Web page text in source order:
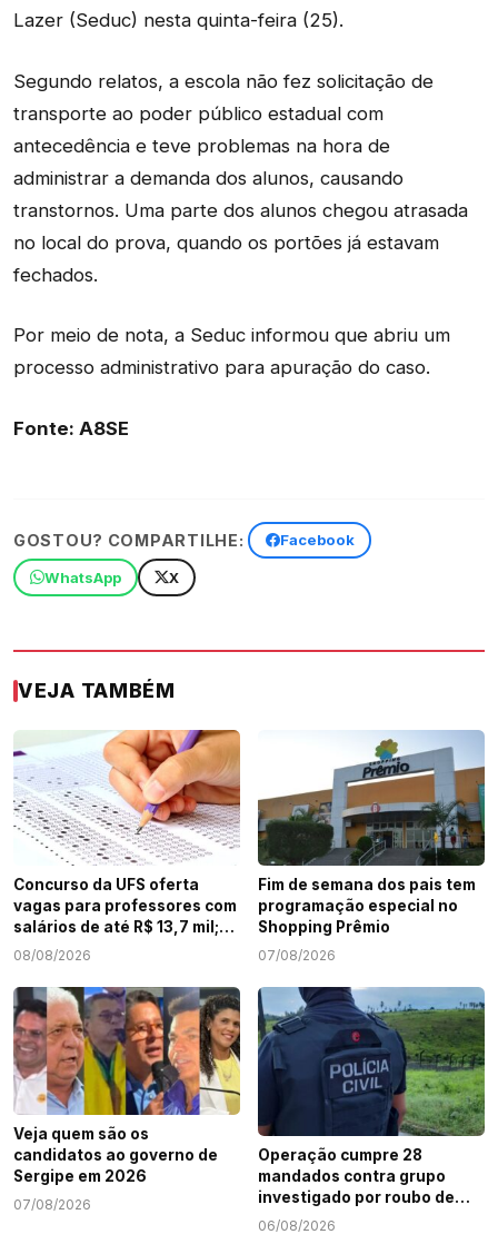
Lazer (Seduc) nesta quinta-feira (25).
Segundo relatos, a escola não fez solicitação de
transporte ao poder público estadual com
antecedência e teve problemas na hora de
administrar a demanda dos alunos, causando
transtornos. Uma parte dos alunos chegou atrasada
no local do prova, quando os portões já estavam
fechados.
Por meio de nota, a Seduc informou que abriu um
processo administrativo para apuração do caso.
Fonte: A8SE
GOSTOU? COMPARTILHE: Facebook
WhatsApp X
VEJA TAMBÉM
Concurso da UFS oferta
vagas para professores com
salários de até R$ 13,7 mil;
veja como participar
08/08/2026
Fim de semana dos pais tem
programação especial no
Shopping Prêmio
07/08/2026
Veja quem são os
candidatos ao governo de
Sergipe em 2026
07/08/2026
Operação cumpre 28
mandados contra grupo
investigado por roubo de
cargas e tráfico de drogas
06/08/2026